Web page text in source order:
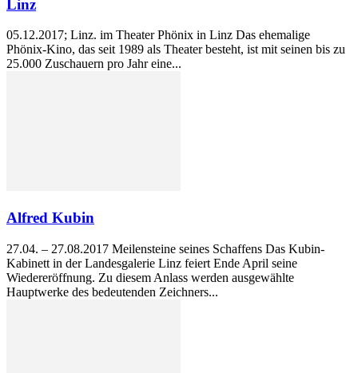
Linz
05.12.2017; Linz. im Theater Phönix in Linz Das ehemalige
Phönix-Kino, das seit 1989 als Theater besteht, ist mit seinen bis zu
25.000 Zuschauern pro Jahr eine...
Alfred Kubin
27.04. – 27.08.2017 Meilensteine seines Schaffens Das Kubin-
Kabinett in der Landesgalerie Linz feiert Ende April seine
Wiedereröffnung. Zu diesem Anlass werden ausgewählte
Hauptwerke des bedeutenden Zeichners...